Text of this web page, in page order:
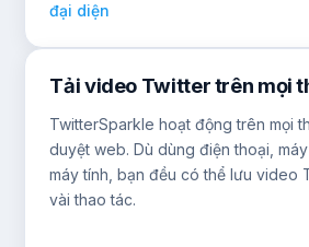
đại diện
Tải video Twitter trên mọi
TwitterSparkle hoạt động trên mọi
duyệt web. Dù dùng điện thoại,
máy tính, bạn đều có thể lưu video
vài thao tác.